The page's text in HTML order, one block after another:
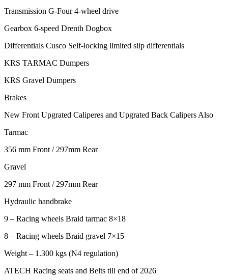
Transmission G-Four 4-wheel drive
Gearbox 6-speed Drenth Dogbox
Differentials Cusco Self-locking limited slip differentials
KRS TARMAC Dumpers
KRS Gravel Dumpers
Brakes
New Front Upgrated Caliperes and Upgrated Back Calipers Also
Tarmac
356 mm Front / 297mm Rear
Gravel
297 mm Front / 297mm Rear
Hydraulic handbrake
9 – Racing wheels Braid tarmac 8×18
8 – Racing wheels Braid gravel 7×15
Weight – 1.300 kgs (N4 regulation)
ATECH Racing seats and Belts till end of 2026